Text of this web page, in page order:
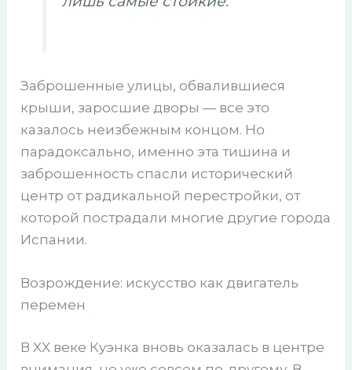
Заброшенные улицы, обвалившиеся
крыши, заросшие дворы — все это
казалось неизбежным концом. Но
парадоксально, именно эта тишина и
заброшенность спасли исторический
центр от радикальной перестройки, от
которой пострадали многие другие города
Испании.
Возрождение: искусство как двигатель
перемен
В XX веке Куэнка вновь оказалась в центре